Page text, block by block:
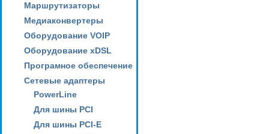
Маршрутизаторы
Медиаконвертеры
Оборудование VOIP
Оборудование xDSL
Програмное обеспечение
Сетевые адаптеры
PowerLine
Для шины PCI
Для шины PCI-E